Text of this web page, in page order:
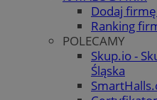
Dodaj
Ranking
POLECAMY
Skup.io -
Śląska